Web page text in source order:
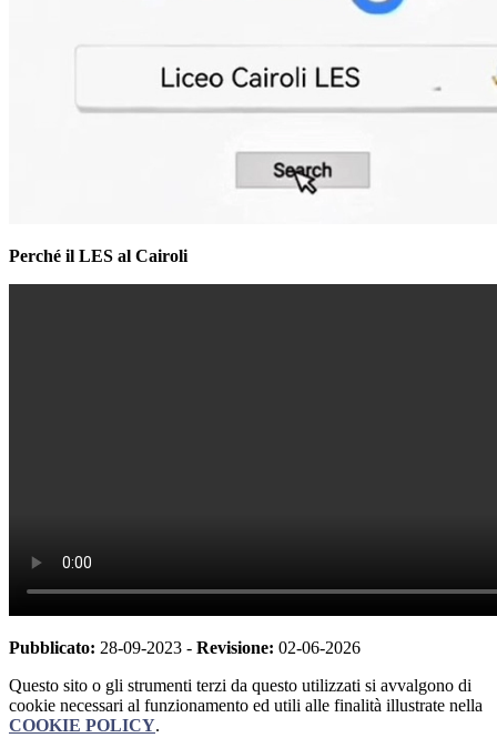
Perché il LES al Cairoli
Pubblicato: 28-09-2023 - Revisione: 02-06-2026
Questo sito o gli strumenti terzi da questo utilizzati si avvalgono di
cookie necessari al funzionamento ed utili alle finalità illustrate nella
COOKIE POLICY.